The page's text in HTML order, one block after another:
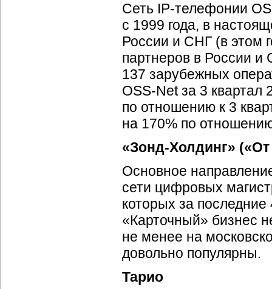
Сеть IP-телефонии
с 1999 года, в
России и СНГ (в этом
партнеров в России и
137 зарубежных
OSS-Netза 3 квартал
по отношению к 3
на 170% по
«Зонд-Холдинг»
Основное
сети цифровых
которых за
«Карточный» бизнес
не менее на
довольно популярны.
Тарио